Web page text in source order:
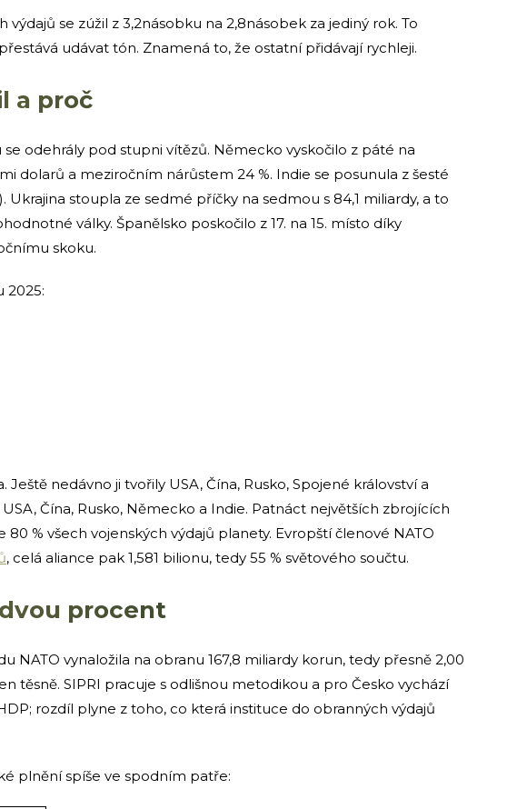
se zúžil z 3,2násobku na 2,8násobek za jediný rok. To
udávat tón. Znamená to, že ostatní přidávají rychleji.
a proč
odehrály pod stupni vítězů. Německo vyskočilo z páté na
dolarů a meziročním nárůstem 24 %. Indie se posunula z šesté
Ukrajina stoupla ze sedmé příčky na sedmou s 84,1 miliardy, a to
války. Španělsko poskočilo z 17. na 15. místo díky
skoku.
2025:
nedávno ji tvořily USA, Čína, Rusko, Spojené království a
Čína, Rusko, Německo a Indie. Patnáct největších zbrojících
% všech vojenských výdajů planety. Evropští členové NATO
, celá aliance pak 1,581 bilionu, tedy 55 % světového součtu.
procent
NATO vynaložila na obranu 167,8 miliardy korun, tedy přesně 2,00
těsně. SIPRI pracuje s odlišnou metodikou a pro Česko vychází
rozdíl plyne z toho, co která instituce do obranných výdajů
plnění spíše ve spodním patře: